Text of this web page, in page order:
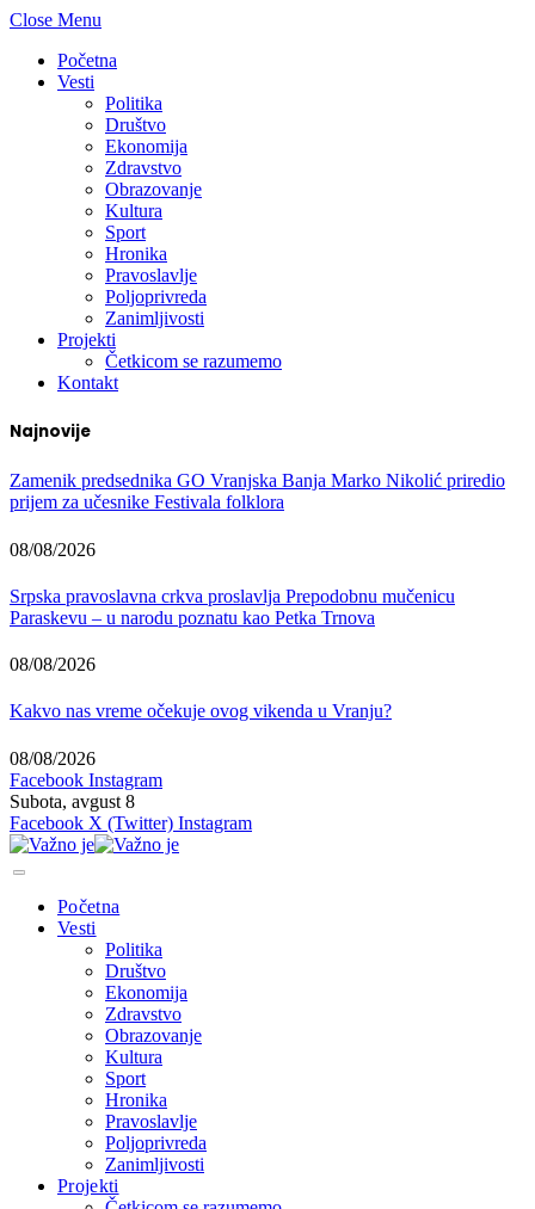
Close Menu
Početna
Vesti
Politika
Društvo
Ekonomija
Zdravstvo
Obrazovanje
Kultura
Sport
Hronika
Pravoslavlje
Poljoprivreda
Zanimljivosti
Projekti
Četkicom se razumemo
Kontakt
Najnovije
Zamenik predsednika GO Vranjska Banja Marko Nikolić priredio
prijem za učesnike Festivala folklora
08/08/2026
Srpska pravoslavna crkva proslavlja Prepodobnu mučenicu
Paraskevu – u narodu poznatu kao Petka Trnova
08/08/2026
Kakvo nas vreme očekuje ovog vikenda u Vranju?
08/08/2026
Facebook Instagram
Subota, avgust 8
Facebook X (Twitter) Instagram
Početna
Vesti
Politika
Društvo
Ekonomija
Zdravstvo
Obrazovanje
Kultura
Sport
Hronika
Pravoslavlje
Poljoprivreda
Zanimljivosti
Projekti